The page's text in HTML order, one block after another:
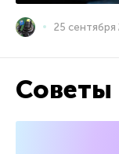
25 сентября
Советы